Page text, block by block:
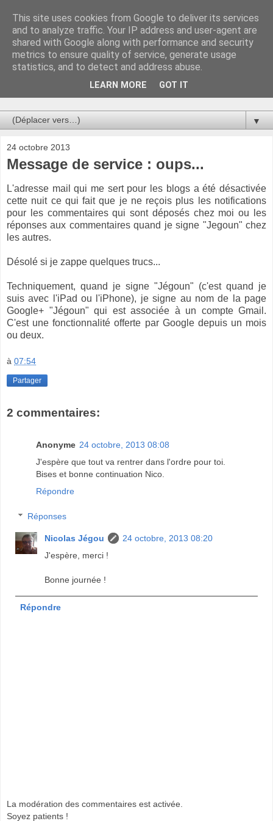
Au bistro !
La connerie étant le seul chemin susceptible de nous faire
entrevoir une parcelle de vérité, utilisons la par des moyens
de communication efficaces. Le temps qu'on remplisse nos
▼
24 octobre 2013
Message de service : oups...
L'adresse mail qui me sert pour les blogs a été désactivée
cette nuit ce qui fait que je ne reçois plus les notifications
pour les commentaires qui sont déposés chez moi ou les
réponses aux commentaires quand je signe "Jegoun" chez
les autres.
Désolé si je zappe quelques trucs...
Techniquement, quand je signe "Jégoun" (c'est quand je
suis avec l'iPad ou l'iPhone), je signe au nom de la page
Google+ "Jégoun" qui est associée à un compte Gmail.
C'est une fonctionnalité offerte par Google depuis un mois
ou deux.
à 07:54
Partager
2 commentaires:
Anonyme 24 octobre, 2013 08:08
J'espère que tout va rentrer dans l'ordre pour toi.
Bises et bonne continuation Nico.
Répondre
Réponses
Nicolas Jégou
24 octobre, 2013 08:20
J'espère, merci !
Bonne journée !
Répondre
La modération des commentaires est activée.
Soyez patients !
This site uses cookies from Google to deliver its services
and to analyze traffic. Your IP address and user-agent are
shared with Google along with performance and security
metrics to ensure quality of service, generate usage
statistics, and to detect and address abuse.
LEARN MORE GOT IT